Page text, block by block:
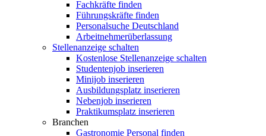
Fachkräfte finden
Führungskräfte finden
Personalsuche Deutschland
Arbeitnehmerüberlassung
Stellenanzeige schalten
Kostenlose Stellenanzeige schalten
Studentenjob inserieren
Minijob inserieren
Ausbildungsplatz inserieren
Nebenjob inserieren
Praktikumsplatz inserieren
Branchen
Gastronomie Personal finden